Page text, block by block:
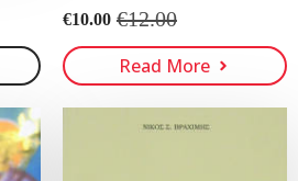
€12.00
Original
price
was:
€12.00.
€10.00
Current
price
is:
€10.00.
Read More